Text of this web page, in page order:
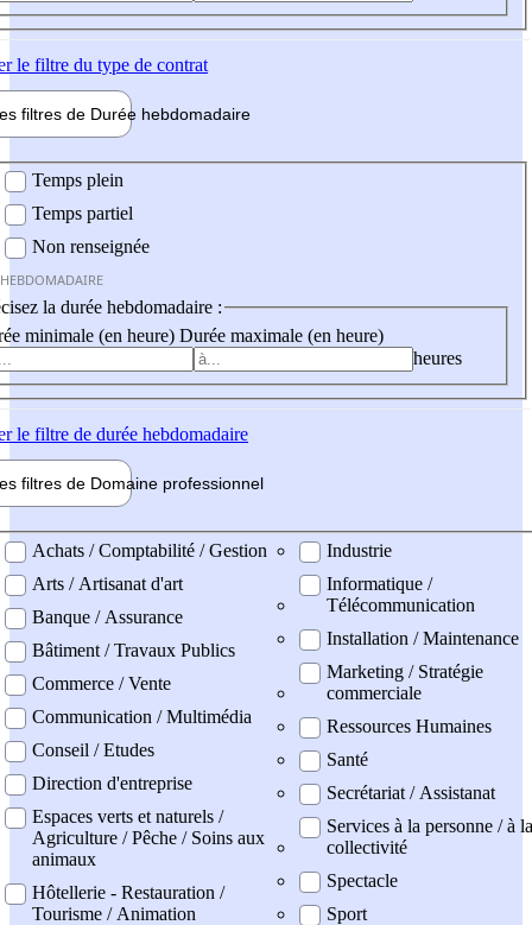
le filtre du type de contrat
filtres de Durée hebdomadaire
Temps plein
Temps partiel
Non renseignée
la durée hebdomadaire :
minimale (en heure) Durée maximale (en heure)
heures
le filtre de durée hebdomadaire
filtres de Domaine professionnel
professionel
Achats / Comptabilité / Gestion
Arts / Artisanat d'art
Banque / Assurance
Bâtiment / Travaux Publics
Commerce / Vente
Communication / Multimédia
Conseil / Etudes
Direction d'entreprise
Espaces verts et naturels /
Agriculture / Pêche / Soins aux
animaux
Hôtellerie - Restauration /
Tourisme / Animation
Industrie
Informatique /
Télécommunication
Installation / Maintenance
Marketing / Stratégie
commerciale
Ressources Humaines
Santé
Secrétariat / Assistanat
Services à la personne / à la
collectivité
Spectacle
Sport